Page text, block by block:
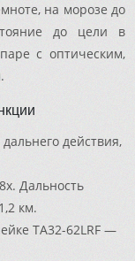
на морозе до
до цели в
с оптическим,
действия,
Дальность
км.
TA32-62LRF —